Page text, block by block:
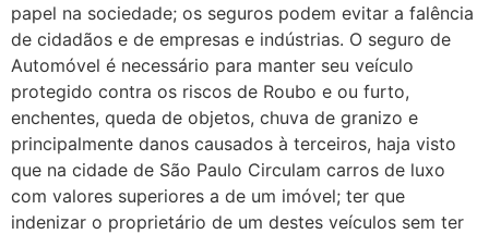
papel na sociedade; os seguros podem evitar a falência
de cidadãos e de empresas e indústrias. O seguro de
Automóvel é necessário para manter seu veículo
protegido contra os riscos de Roubo e ou furto,
enchentes, queda de objetos, chuva de granizo e
principalmente danos causados à terceiros, haja visto
que na cidade de São Paulo Circulam carros de luxo
com valores superiores a de um imóvel; ter que
indenizar o proprietário de um destes veículos sem ter